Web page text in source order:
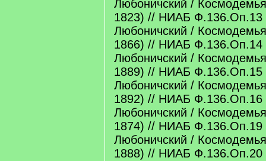
Любоничский /
1823) // НИАБ Ф.136.Оп.13
Любоничский /
1866) // НИАБ Ф.136.Оп.14
Любоничский /
1889) // НИАБ Ф.136.Оп.15
Любоничский /
1892) // НИАБ Ф.136.Оп.16
Любоничский /
1874) // НИАБ Ф.136.Оп.19
Любоничский /
1888) // НИАБ Ф.136.Оп.20